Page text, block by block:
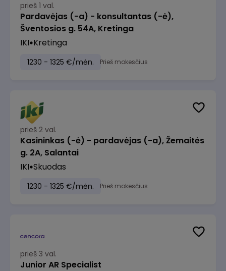
prieš 1 val.
Pardavėjas (-a) - konsultantas (-ė),
Šventosios g. 54A, Kretinga
IKI Kretinga
1230 - 1325 €/mėn. Prieš mokesčius
prieš 2 val.
Kasininkas (-ė) - pardavėjas (-a), Žemaitės
g. 2A, Salantai
IKI Skuodas
1230 - 1325 €/mėn. Prieš mokesčius
prieš 3 val.
Junior AR Specialist